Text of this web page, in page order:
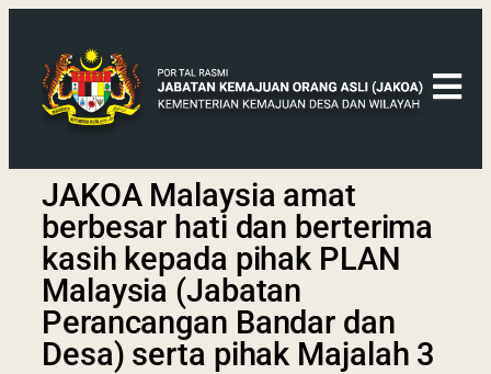
JAKOA Malaysia amat
berbesar hati dan berterima
kasih kepada pihak PLAN
Malaysia (Jabatan
Perancangan Bandar dan
Desa) serta pihak Majalah 3